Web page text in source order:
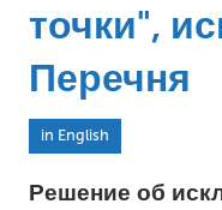
точки",
Перечня
in English
Решение об